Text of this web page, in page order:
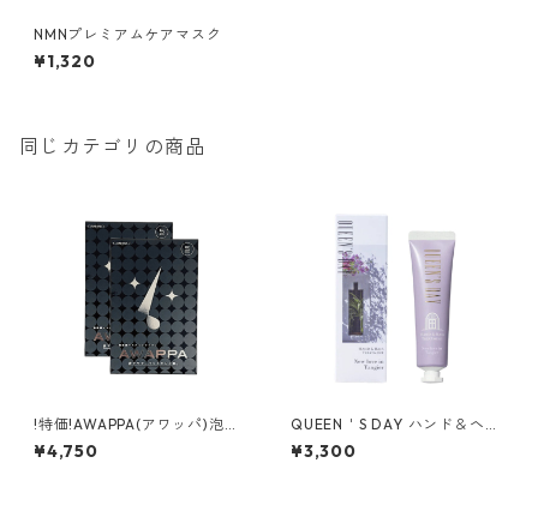
NMNプレミアムケアマスク
¥1,320
同じカテゴリの商品
!特価!AWAPPA(アワッパ)泡洗
顔マスク(25mL/1枚)×5枚２セ
ット
¥4,750
QUEEN＇S DAY ハンド＆ヘア
トリートメント ニューラブ イ
ン タンジール
¥3,300